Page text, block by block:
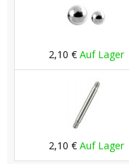
2,10 € Auf Lager
2,10 € Auf Lager